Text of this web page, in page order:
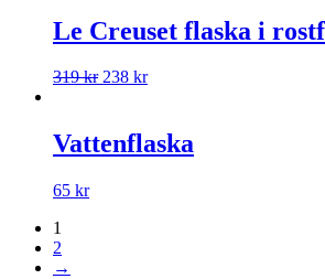
Le Creuset flaska i
319kr 238 kr
Vattenflaska
65 kr
1
2
→